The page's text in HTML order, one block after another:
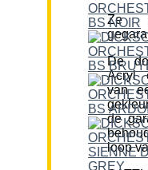
Ze
De
Acryl
van
de
loop